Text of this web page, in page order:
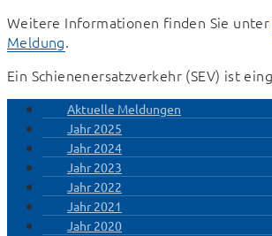
Weitere Informationen finden Sie unter
Meldung.
Ein Schienenersatzverkehr (SEV) ist
Aktuelle Meldungen
Jahr 2025
Jahr 2024
Jahr 2023
Jahr 2022
Jahr 2021
Jahr 2020